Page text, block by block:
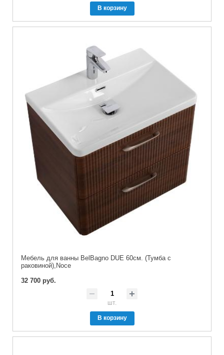
В корзину
Мебель для ванны BelBagno DUE 60см. (Тумба с
раковиной),Noce
32 700 руб.
шт.
В корзину